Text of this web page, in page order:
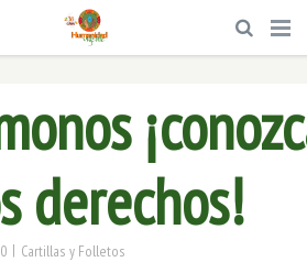
derechos!
| Cartillas y Folletos